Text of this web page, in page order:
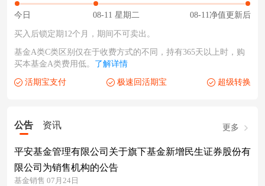
今日 08-11 星期二 08-11净值更新后
买入后锁定期12个月，期间不可卖出。
基金A类C类区别仅在于收费方式的不同，持有365天以上时，购
买本基金A类费用低。 了解详情
活期宝支付 极速回活期宝 超级转换
公告 资讯 更多
平安基金管理有限公司关于旗下基金新增民生证券股份有
限公司为销售机构的公告
基金销售 07月24日